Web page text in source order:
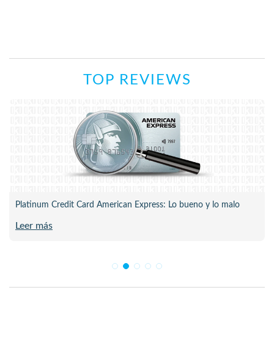
TOP REVIEWS
Platinum Credit Card American Express: Lo bueno y lo malo
Leer más